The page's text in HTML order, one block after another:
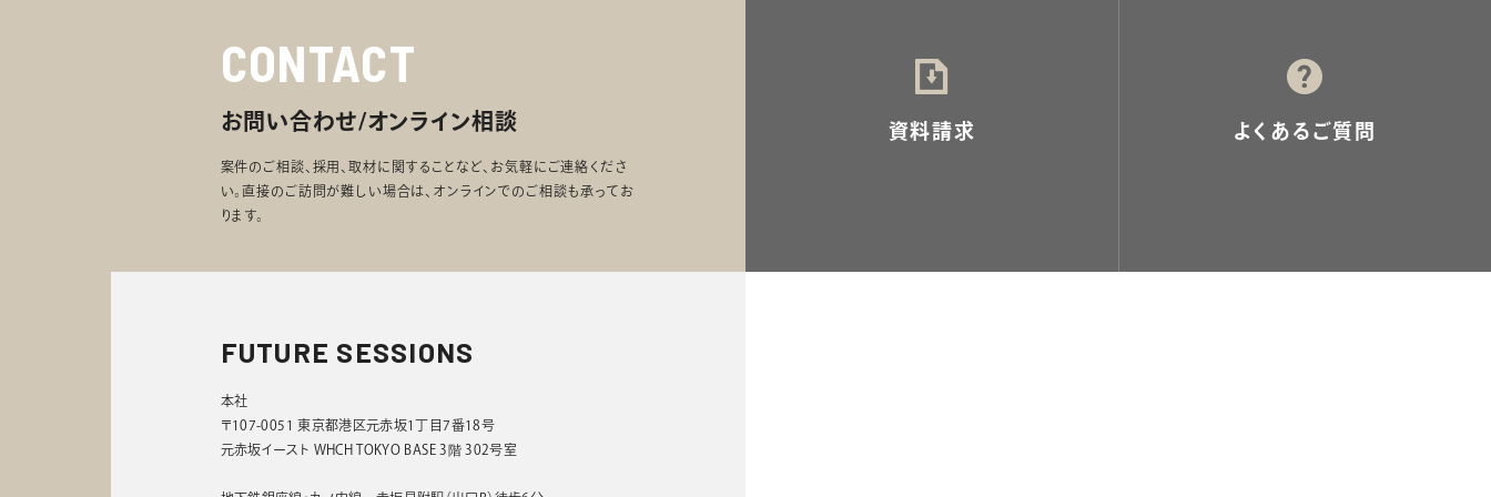
CONTACT
お問い合わせ/オンライン相談
案件のご相談、採用、取材に関することなど、お気軽にご連絡くださ
い。直接のご訪問が難しい場合は、オンラインでのご相談も承ってお
ります。
資料請求 よくあるご質問
FUTURE SESSIONS
本社
〒107-0051 東京都港区元赤坂1丁目7番18号
元赤坂イースト WHCH TOKYO BASE 3階 302号室